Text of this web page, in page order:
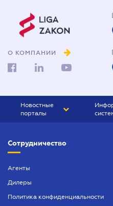
О КОМПАНИИ
Новостные
порталы
БИЗНЕС
Сотрудничество
Агенты
Дилеры
Политика конфиденциальности